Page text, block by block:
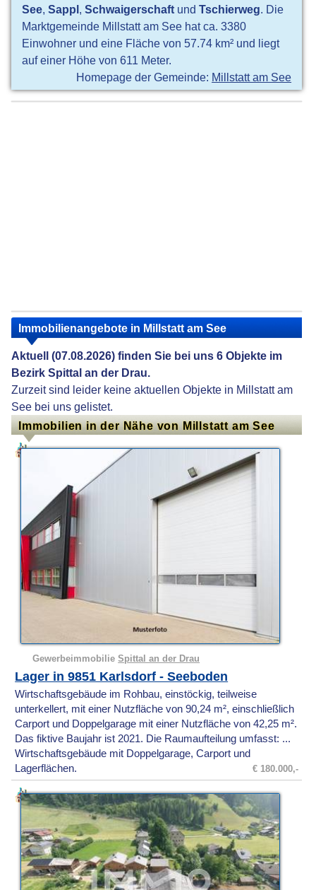
See,Sappl,Schwaigerschaft undTschierweg. Die
Marktgemeinde Millstatt am See hat ca. 3380
Einwohner und eine Fläche von 57.74 km² und liegt
auf einer Höhe von 611 Meter.
Homepage der Gemeinde: Millstatt am See
Immobilienangebote in Millstatt am See
Aktuell (07.08.2026) finden Sie bei uns 6 Objekte im
Bezirk Spittal an der Drau.
Zurzeit sind leider keine aktuellen Objekte in Millstatt am
See bei uns gelistet.
Immobilien in der Nähe von Millstatt am See
GewerbeimmobilieSpittal an der Drau
Lager in 9851 Karlsdorf - Seeboden
Wirtschaftsgebäude im Rohbau, einstöckig, teilweise
unterkellert, mit einer Nutzfläche von 90,24 m², einschließlich
Carport und Doppelgarage mit einer Nutzfläche von 42,25 m².
Das fiktive Baujahr ist 2021. Die Raumaufteilung umfasst: ...
Wirtschaftsgebäude mit Doppelgarage, Carport und
Lagerflächen.
€ 180.000,-